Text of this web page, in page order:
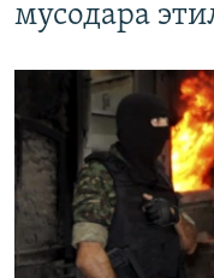
мусодара